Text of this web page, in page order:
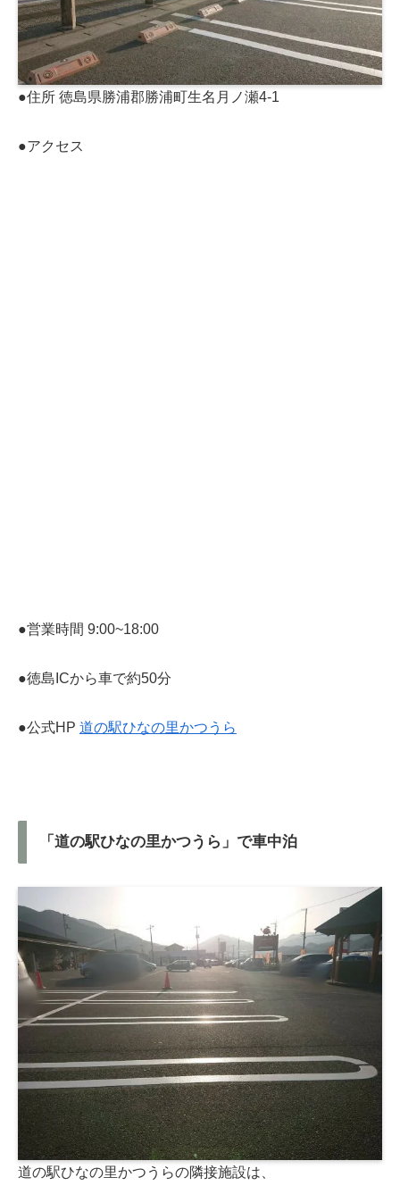
●住所 徳島県勝浦郡勝浦町生名月ノ瀬4‐1
●アクセス
●営業時間 9:00~18:00
●徳島ICから車で約50分
●公式HP 道の駅ひなの里かつうら
「道の駅ひなの里かつうら」で車中泊
道の駅ひなの里かつうらの隣接施設は、